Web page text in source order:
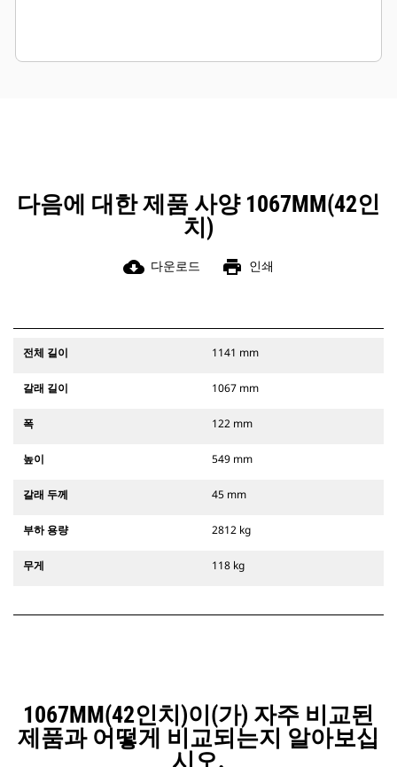
다음에 대한 제품 사양 1067MM(42인
치)
cloud_download 다운로드 print 인쇄
전체 길이 1141 mm
갈래 길이 1067 mm
폭 122 mm
높이 549 mm
갈래 두께 45 mm
부하 용량 2812 kg
무게 118 kg
1067MM(42인치)이(가) 자주 비교된
제품과 어떻게 비교되는지 알아보십
시오.